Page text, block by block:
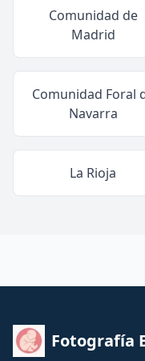
Comunidad de
Madrid
Comunidad Foral
Navarra
La Rioja
Fotografía